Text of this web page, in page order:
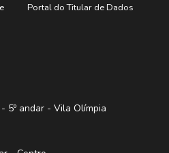
Portal do Titular de Dados
5º andar - Vila Olímpia